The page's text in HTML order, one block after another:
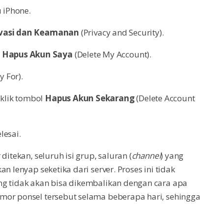
dan Keamanan (Privacy and Security).
Hapus Akun Saya (Delete My Account).
For).
tombol Hapus Akun Sekarang(Delete Account
seluruh isi grup, saluran (channel) yang
lenyap seketika dari server. Proses ini tidak
tidak akan bisa dikembalikan dengan cara apa
ponsel tersebut selama beberapa hari, sehingga